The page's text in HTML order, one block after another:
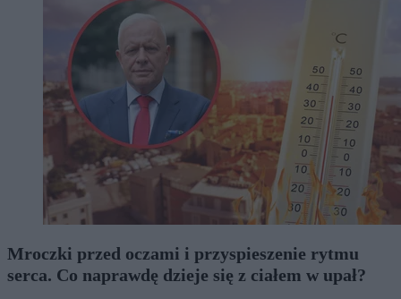
Mroczki przed oczami i przyspieszenie rytmu
serca. Co naprawdę dzieje się z ciałem w upał?